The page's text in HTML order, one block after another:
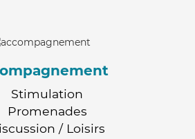
Stimulation
Promenades
/ Loisirs